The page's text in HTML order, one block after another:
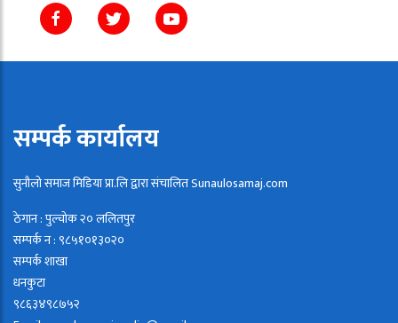
सम्पर्क कार्यालय
सुनौलो समाज मिडिया प्रा.लि द्वारा संचालित Sunaulosamaj.com
ठेगान : पुल्चोक २० ललितपुर
सम्पर्क न : ९८५१०१३०२०
सम्पर्क शाखा
धनकुटा
९८६३४९८७५२